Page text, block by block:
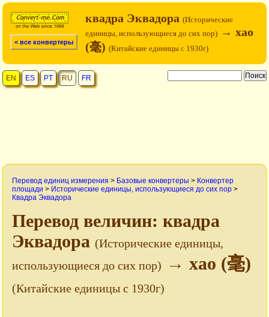
< все конвертеры
квадра Эквадора (Исторические
единицы, использующиеся до сих пор) → хао
(毫) (Китайские единицы c 1930г)
EN ES PT RU FR
Перевод единиц измерения > Базовые конвертеры > Конвертер
площади > Исторические единицы, использующиеся до сих пор >
Квадра Эквадора
Перевод величин: квадра
Эквадора (Исторические единицы,
использующиеся до сих пор)
→ хао (毫)
(Китайские единицы c 1930г)